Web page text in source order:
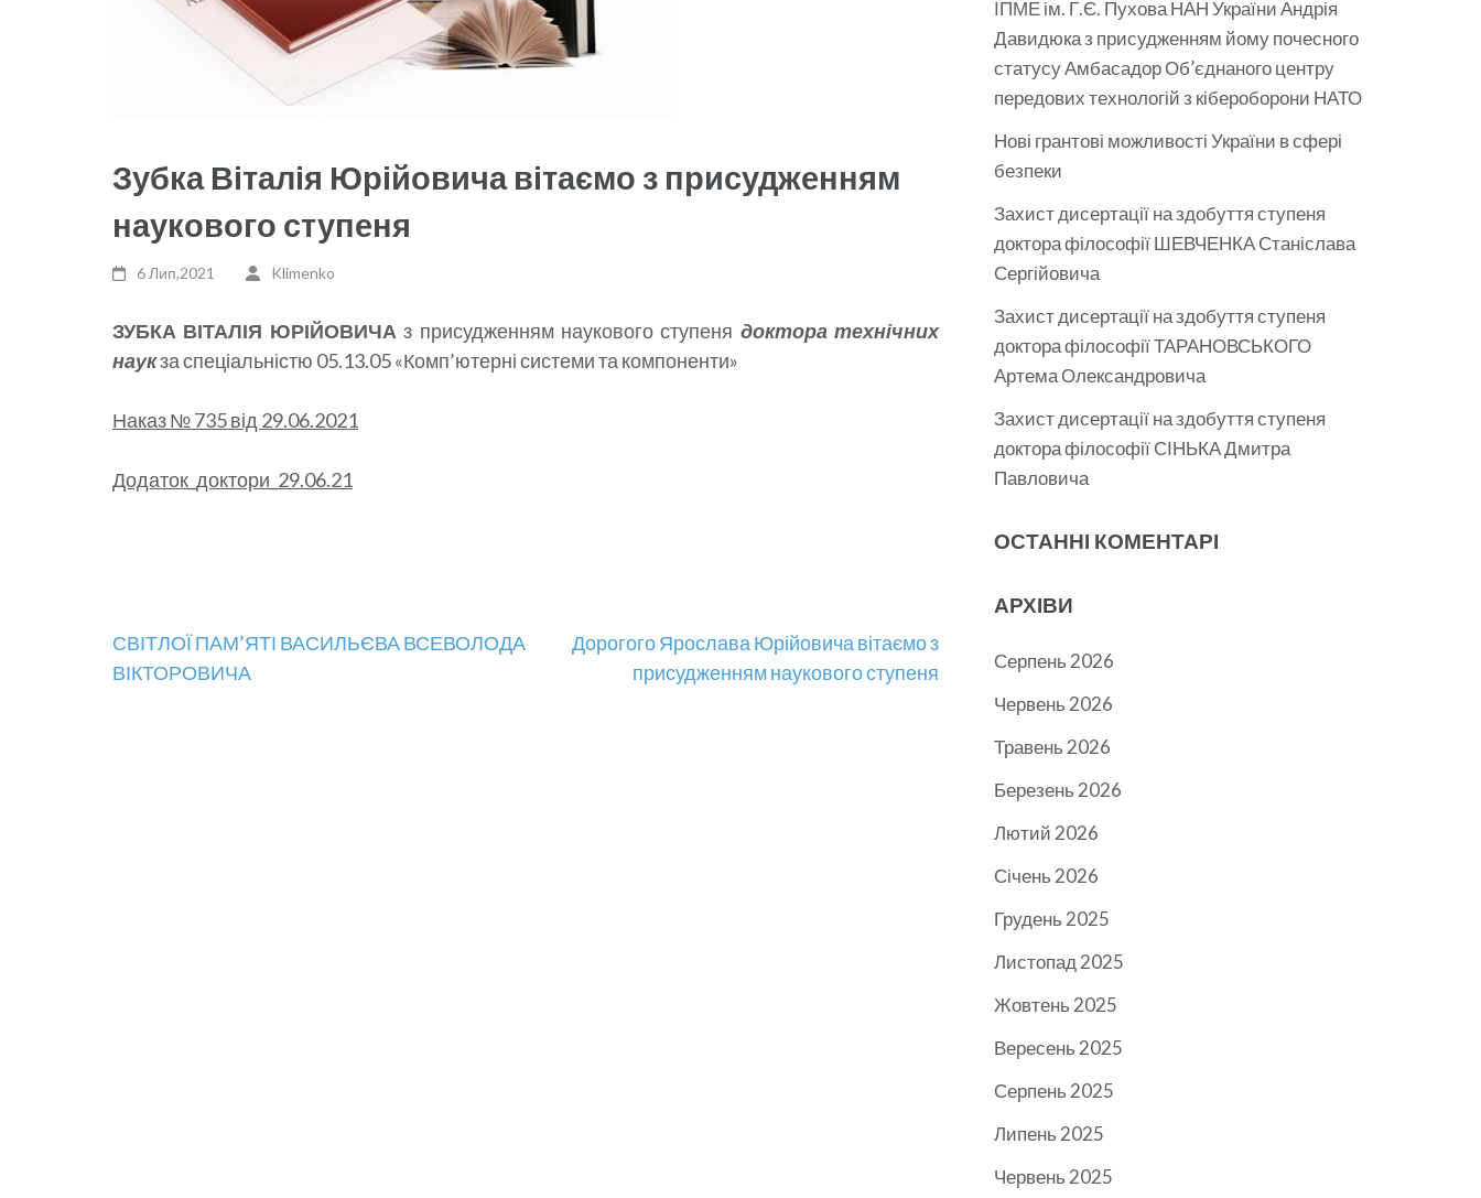
Зубка Віталія Юрійовича вітаємо з присудженням
наукового ступеня
6 Лип,2021 Klimenko
ЗУБКА ВІТАЛІЯ ЮРІЙОВИЧА з присудженням наукового ступеня доктора технічних
наукза спеціальністю 05.13.05 «Комп’ютерні системи та компоненти»
Наказ № 735 від 29.06.2021
Додаток_доктори_29.06.21
Навігація
записів
СВІТЛОЇ ПАМ’ЯТІ ВАСИЛЬЄВА ВСЕВОЛОДА
ВІКТОРОВИЧА
Дорогого Ярослава Юрійовича вітаємо з
присудженням наукового ступеня
ІПМЕ ім. Г.Є. Пухова НАН України Андрія
Давидюка з присудженням йому почесного
статусу Амбасадор Об’єднаного центру
передових технологій з кібероборони НАТО
Нові грантові можливості України в сфері
безпеки
Захист дисертації на здобуття ступеня
доктора філософії ШЕВЧЕНКА Станіслава
Сергійовича
Захист дисертації на здобуття ступеня
доктора філософії ТАРАНОВСЬКОГО
Артема Олександровича
Захист дисертації на здобуття ступеня
доктора філософії СІНЬКА Дмитра
Павловича
ОСТАННІ КОМЕНТАРІ
АРХІВИ
Серпень 2026
Червень 2026
Травень 2026
Березень 2026
Лютий 2026
Січень 2026
Грудень 2025
Листопад 2025
Жовтень 2025
Вересень 2025
Серпень 2025
Липень 2025
Червень 2025